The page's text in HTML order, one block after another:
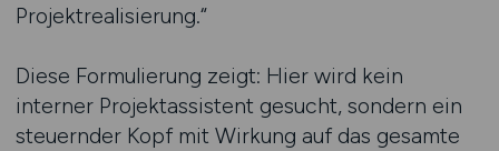
Projektrealisierung.“
Diese Formulierung zeigt: Hier wird kein
interner Projektassistent gesucht, sondern ein
steuernder Kopf mit Wirkung auf das gesamte